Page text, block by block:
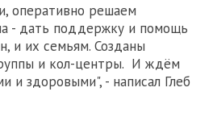
оперативно решаем
- дать поддержку и помощь
и их семьям. Созданы
и кол-центры. И ждём
и здоровыми", - написал Глеб